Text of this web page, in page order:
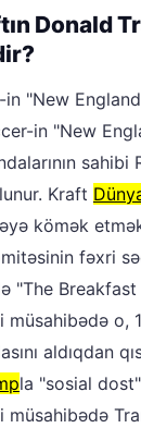
Donald
in "New
in "New
sahibi
Kraft
kömək
fəxri
"The Breakfast
müsahibədə o,
aldıqdan
la "sosial
müsahibədə